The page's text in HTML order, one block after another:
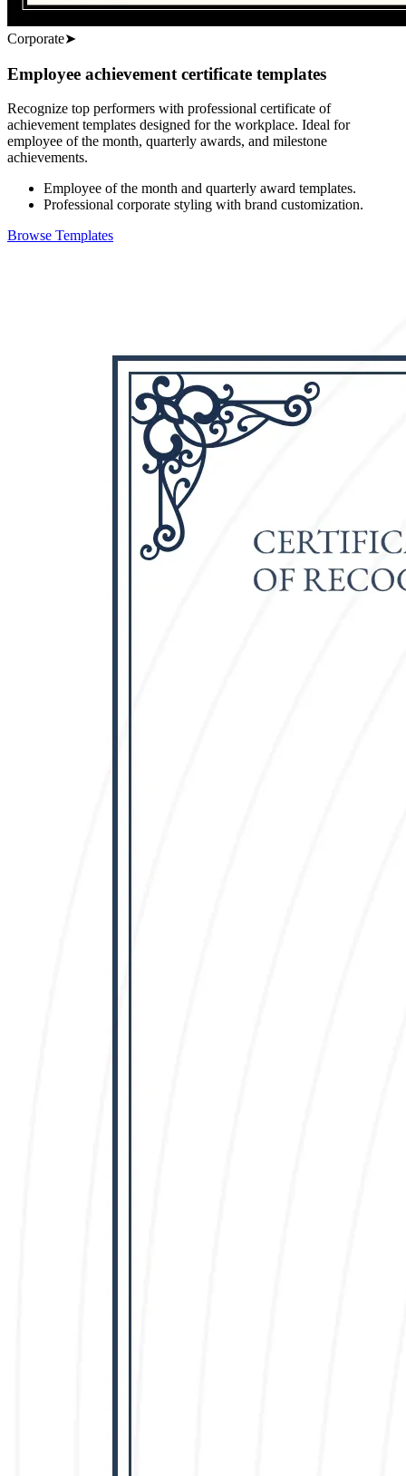
Corporate➤
Employee achievement certificate templates
Recognize top performers with professional certificate of
achievement templates designed for the workplace. Ideal for
employee of the month, quarterly awards, and milestone
achievements.
Employee of the month and quarterly award templates.
Professional corporate styling with brand customization.
Browse Templates